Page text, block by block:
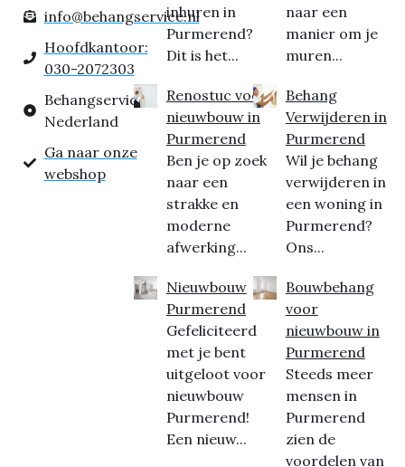
info@behangservice.nl
Hoofdkantoor:
030-2072303
Behangservice
Nederland
Ga naar onze
webshop
inhuren in
Purmerend?
Dit is het...
Renostuc voor
nieuwbouw in
Purmerend
Ben je op zoek
naar een
strakke en
moderne
afwerking...
Nieuwbouw
Purmerend
Gefeliciteerd
met je bent
uitgeloot voor
nieuwbouw
Purmerend!
Een nieuw...
naar een
manier om je
muren...
Behang
Verwijderen in
Purmerend
Wil je behang
verwijderen in
een woning in
Purmerend?
Ons...
Bouwbehang
voor
nieuwbouw in
Purmerend
Steeds meer
mensen in
Purmerend
zien de
voordelen van